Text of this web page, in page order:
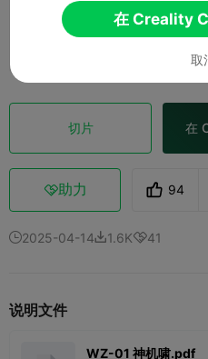
0.2mm layer,
切片 在
助力 94
2025-04-141.6K41
说明文件
WZ-01 神机啸.pdf
在 Creality
取